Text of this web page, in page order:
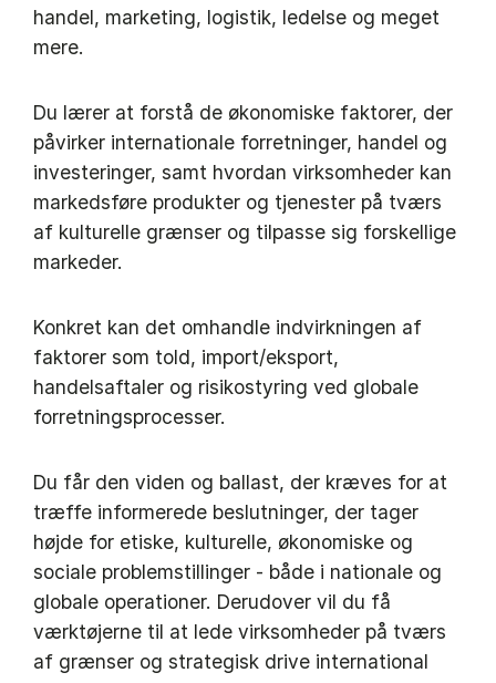
handel, marketing, logistik, ledelse og meget
mere.
Du lærer at forstå de økonomiske faktorer, der
påvirker internationale forretninger, handel og
investeringer, samt hvordan virksomheder kan
markedsføre produkter og tjenester på tværs
af kulturelle grænser og tilpasse sig forskellige
markeder.
Konkret kan det omhandle indvirkningen af
faktorer som told, import/eksport,
handelsaftaler og risikostyring ved globale
forretningsprocesser.
Du får den viden og ballast, der kræves for at
træffe informerede beslutninger, der tager
højde for etiske, kulturelle, økonomiske og
sociale problemstillinger - både i nationale og
globale operationer. Derudover vil du få
værktøjerne til at lede virksomheder på tværs
af grænser og strategisk drive international